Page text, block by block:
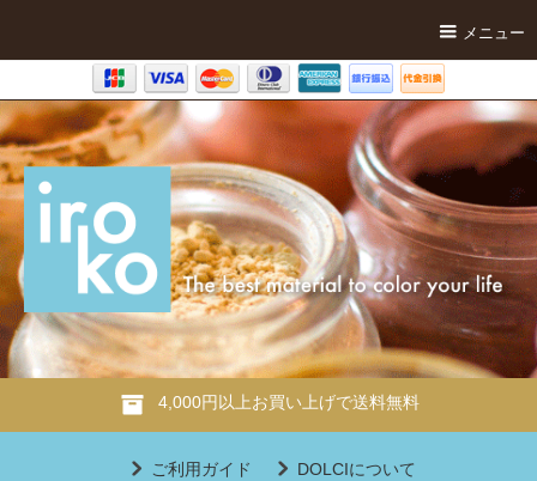
メニュー
4,000円以上お買い上げで送料無料
ご利用ガイド DOLCIについて